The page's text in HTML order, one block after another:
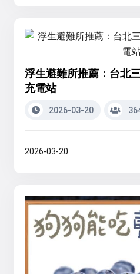
浮生避難所推薦：台北
充電站
2026-03-20
2026-03-20